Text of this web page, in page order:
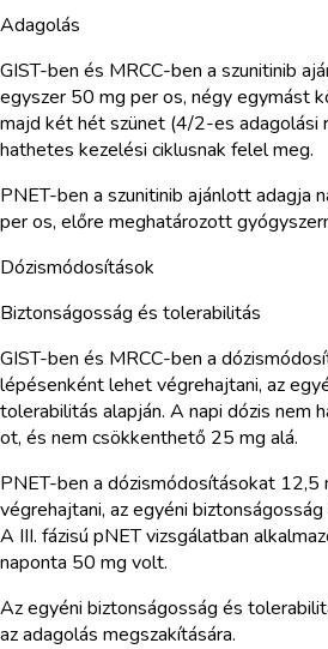
Adagolás
GIST-ben és MRCC-ben a szunitinib
egyszer 50 mg per os, négy egymást
majd két hét szünet (4/2-es adagolási
hathetes kezelési ciklusnak felel meg.
PNET-ben a szunitinib ajánlott adagja
per os, előre meghatározott
Dózismódosítások
Biztonságosság és tolerabilitás
GIST-ben és MRCC-ben a
lépésenként lehet végrehajtani, az
tolerabilitás alapján. A napi dózis nem
ot, és nem csökkenthető 25 mg alá.
PNET-ben a dózismódosításokat
végrehajtani, az egyéni
A III. fázisú pNET vizsgálatban
naponta 50 mg volt.
Az egyéni biztonságosság és
az adagolás megszakítására.